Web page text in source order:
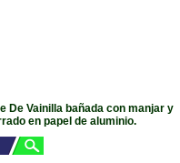
De Vainilla bañada con manjar y
en papel de aluminio.